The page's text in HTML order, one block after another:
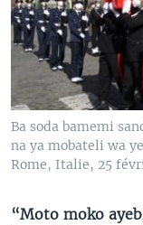
SÉCURITÉ
SCIENCE/
SPORTS
Ba soda bamemi
na ya mobateli wa
Rome, Italie, 25
“Moto moko